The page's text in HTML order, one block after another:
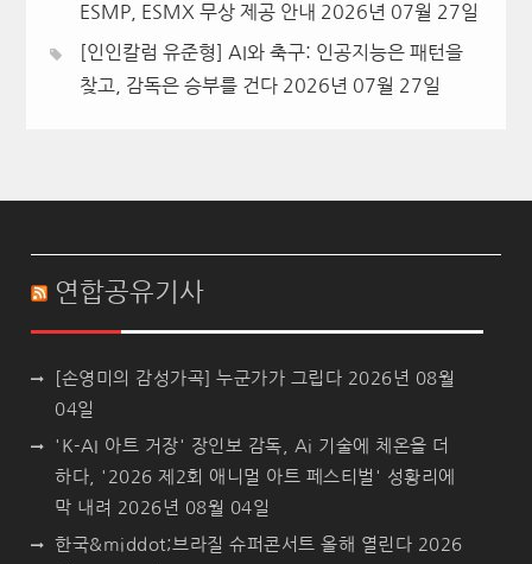
ESMP, ESMX 무상 제공 안내 2026년 07월 27일
[인인칼럼 유준형] AI와 축구: 인공지능은 패턴을
찾고, 감독은 승부를 건다 2026년 07월 27일
연합공유기사
[손영미의 감성가곡] 누군가가 그립다 2026년 08월
04일
'K-AI 아트 거장' 장인보 감독, Ai 기술에 체온을 더
하다, '2026 제2회 애니멀 아트 페스티벌' 성황리에
막 내려 2026년 08월 04일
한국&middot;브라질 슈퍼콘서트 올해 열린다 2026